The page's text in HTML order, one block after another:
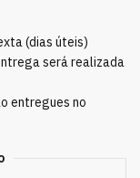
(dias úteis)
será realizada
entregues no